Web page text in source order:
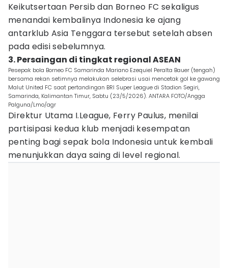
Keikutsertaan Persib dan Borneo FC sekaligus
menandai kembalinya Indonesia ke ajang
antarklub Asia Tenggara tersebut setelah absen
pada edisi sebelumnya.
3. Persaingan di tingkat regional ASEAN
Pesepak bola Borneo FC Samarinda Mariano Ezequiel Peralta Bauer (tengah)
bersama rekan setimnya melakukan selebrasi usai mencetak gol ke gawang
Malut United FC saat pertandingan BRI Super League di Stadion Segiri,
Samarinda, Kalimantan Timur, Sabtu (23/5/2026). ANTARA FOTO/Angga
Palguna/Lmo/agr
Direktur Utama I.League, Ferry Paulus, menilai
partisipasi kedua klub menjadi kesempatan
penting bagi sepak bola Indonesia untuk kembali
menunjukkan daya saing di level regional.